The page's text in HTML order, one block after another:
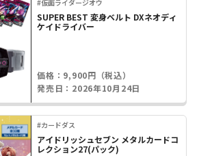
#仮面ライダージオウ
SUPER BEST 変身ベルト DXネオディ
ケイドライバー
価格：9,900円（税込）
発売日：2026年10月24日
#カードダス
アイドリッシュセブン メタルカードコ
レクション27(パック)